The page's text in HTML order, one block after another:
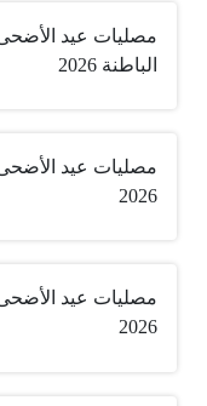
مصليات عيد
الباطنة 2026
مصليات عيد
2026
مصليات عيد
2026